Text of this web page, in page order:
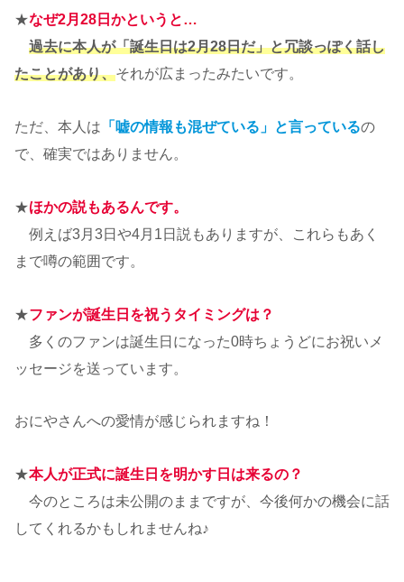
★なぜ2月28日かというと…
過去に本人が「誕生日は2月28日だ」と冗談っぽく話し
たことがあり、それが広まったみたいです。
ただ、本人は 「嘘の情報も混ぜている」と言っているの
で、確実ではありません。
★ほかの説もあるんです。
例えば3月3日や4月1日説もありますが、これらもあく
まで噂の範囲です。
★ファンが誕生日を祝うタイミングは？
多くのファンは誕生日になった0時ちょうどにお祝いメ
ッセージを送っています。
おにやさんへの愛情が感じられますね！
★本人が正式に誕生日を明かす日は来るの？
今のところは未公開のままですが、今後何かの機会に話
してくれるかもしれませんね♪